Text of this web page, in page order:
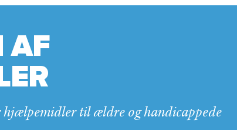
AF
til ældre og handicappede